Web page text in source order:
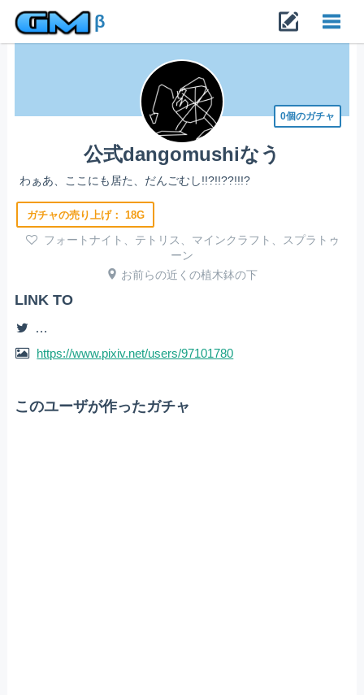
β
0個のガチャ
公式dangomushiなう
わぁあ、ここにも居た、だんごむし!!?!!??!!!?
ガチャの売り上げ： 18G
フォートナイト、テトリス、マインクラフト、スプラトゥ
ーン
お前らの近くの植木鉢の下
LINK TO
https://x.com/
https://www.pixiv.net/users/97101780
このユーザが作ったガチャ